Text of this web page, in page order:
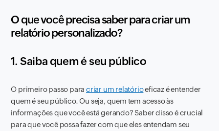
O que você precisa saber para criar um
relatório personalizado?
1. Saiba quem é seu público
O primeiro passo paracriar um relatórioeficaz é entender
quem é seu público. Ou seja, quem tem acesso às
informações que você está gerando? Saber disso é crucial
para que você possa fazer com que eles entendam seu